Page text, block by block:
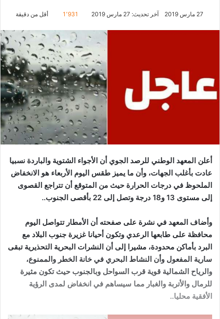
27 مارس 2019 آخر تحديث: 27 مارس 2019 1٬931 أقل من دقيقة
أعلن المعهد الوطني للرصد الجوي أن الأجواء الشتوية والباردة نسبيا
عادت بأغلب الجهات، وأن ما يميز طقس اليوم الأربعاء هو الانخفاض
الملحوظ في درجات الحرارة حيث من المتوقع أن تتراجع القصوى
إلى مستوى 13 و18 درجة وتصل إلى 22 بأقصى الجنوب..
وأضاف المعهد في نشرة على صفحته أن الأمطار تتواصل اليوم
محافظة على طابعها الرعدي وتكون أحيانا غزيرة جنوب البلاد مع
البرد بأماكن محدودة، مشيرا إلى أن النشرات البحرية التحذيرية تبقى
سارية المفعول وأن النشاط البحري في خانة الخطر والممنوع،
والرياح الشمالية قوية قرب السواحل وبالجنوب حيث تكون مثيرة
للرمال والأتربة والغبار مما سيساهم في انخفاض لمدى الرؤية
الأفقية محليا..